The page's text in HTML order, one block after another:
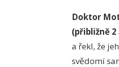
Doktor
(přibližně
a řekl, že
svědomí